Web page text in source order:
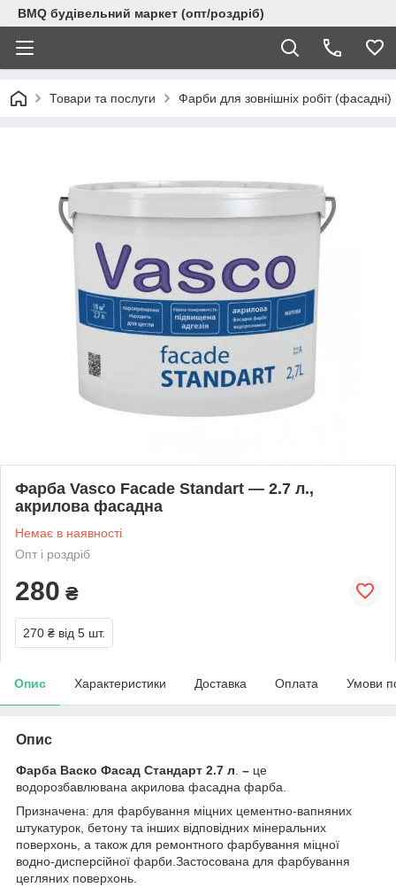
BMQ будівельний маркет (опт/роздріб)
Товари та послуги Фарби для зовнішніх робіт (фасадні)
Фарба Vasco Facade Standart — 2.7 л.,
акрилова фасадна
Немає в наявності
Опт і роздріб
280 ₴
270 ₴ від 5 шт.
Опис Характеристики Доставка Оплата Умови
Опис
Фарба Васко Фасад Стандарт 2.7 л – це
водорозбавлювана акрилова фасадна фарба.
Призначена: для фарбування міцних цементно-вапняних
штукатурок, бетону та інших відповідних мінеральних
поверхонь, а також для ремонтного фарбування міцної
водно-дисперсійної фарби.Застосована для фарбування
цегляних поверхонь.